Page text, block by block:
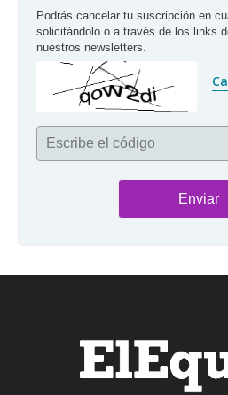
Podrás cancelar tu suscripción en
solicitándolo o a través de los links
nuestros newsletters.
Escribe el código